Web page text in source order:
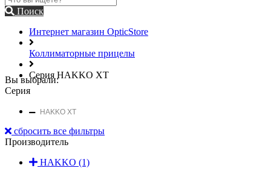
Поиск
Интернет магазин OpticStore
Коллиматорные прицелы
Серия HAKKO XT
Вы выбрали:
Серия
HAKKO XT
сбросить все фильтры
Производитель
HAKKO (1)